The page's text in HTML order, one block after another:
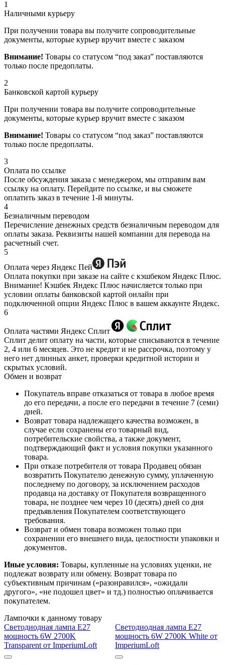
1
Наличными курьеру
При получении товара вы получите сопроводительные
документы, которые курьер вручит вместе с заказом
Внимание! Товары со статусом “под заказ” поставляются
только после предоплаты.
2
Банковской картой курьеру
При получении товара вы получите сопроводительные
документы, которые курьер вручит вместе с заказом
Внимание! Товары со статусом “под заказ” поставляются
только после предоплаты.
3
Оплата по ссылке
После обсуждения заказа с менеджером, мы отправим вам
ссылку на оплату. Перейдите по ссылке, и вы сможете
оплатить заказ в течение 1-й минуты.
4
Безналичным переводом
Перечисление денежных средств безналичным переводом для
оплаты заказа. Реквизиты нашей компании для перевода на
расчетный счет.
5
Оплата через Яндекс Пей
Оплата покупки при заказе на сайте с кэшбеком Яндекс Плюс.
Внимание! Кэшбек Яндекс Плюс начисляется только при
условии оплаты банковской картой онлайн при
подключенной опции Яндекс Плюс в вашем аккаунте Яндекс.
6
Оплата частями Яндекс Сплит
Сплит делит оплату на части, которые списываются в течение
2, 4 или 6 месяцев. Это не кредит и не рассрочка, поэтому у
него нет длинных анкет, проверки кредитной истории и
скрытых условий.
Обмен и возврат
Покупатель вправе отказаться от товара в любое время
до его передачи, а после его передачи в течение 7 (семи)
дней.
Возврат товара надлежащего качества возможен, в
случае если сохранены его товарный вид,
потребительские свойства, а также документ,
подтверждающий факт и условия покупки указанного
товара.
При отказе потребителя от товара Продавец обязан
возвратить Покупателю денежную сумму, уплаченную
последнему по договору, за исключением расходов
продавца на доставку от Покупателя возвращенного
товара, не позднее чем через 10 (десять) дней со дня
предъявления Покупателем соответствующего
требования.
Возврат и обмен товара возможен только при
сохранении его внешнего вида, целостности упаковки и
документов.
Иные условия: Товары, купленные на условиях уценки, не
подлежат возврату или обмену. Возврат товара по
субъективным причинам («разонравился», «ожидали
другого», «не подошел цвет» и тд.) полностью оплачивается
покупателем.
Лампочки к данному товару
Светодиодная лампа E27
мощность 6W 2700K
Transparent от ImperiumLoft
Светодиодная лампа E27
мощность 6W 2700K White от
ImperiumLoft